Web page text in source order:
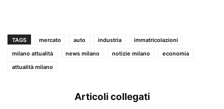
TAGS mercato auto industria
immatricolazioni
milano attualità
news milano notizie milano
economia
attualità milano
Articoli collegati